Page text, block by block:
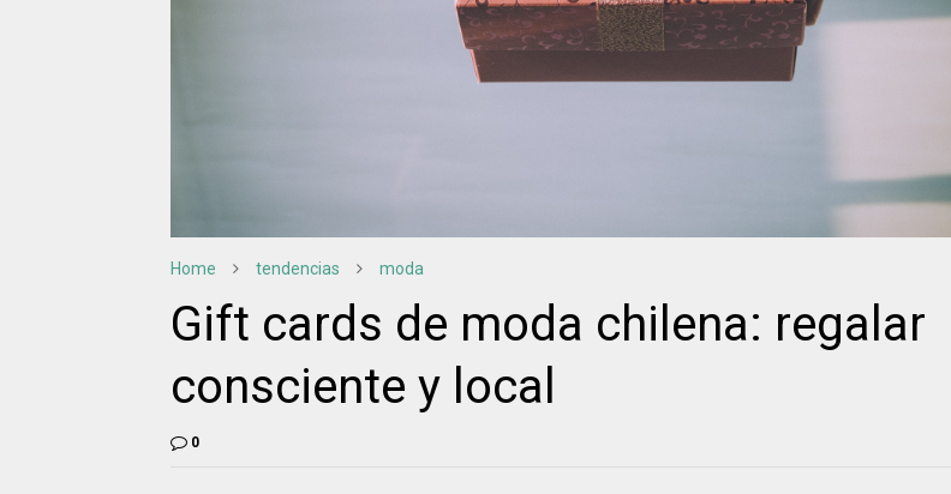
Home tendencias moda
Gift cards de moda chilena: regalar
consciente y local
0